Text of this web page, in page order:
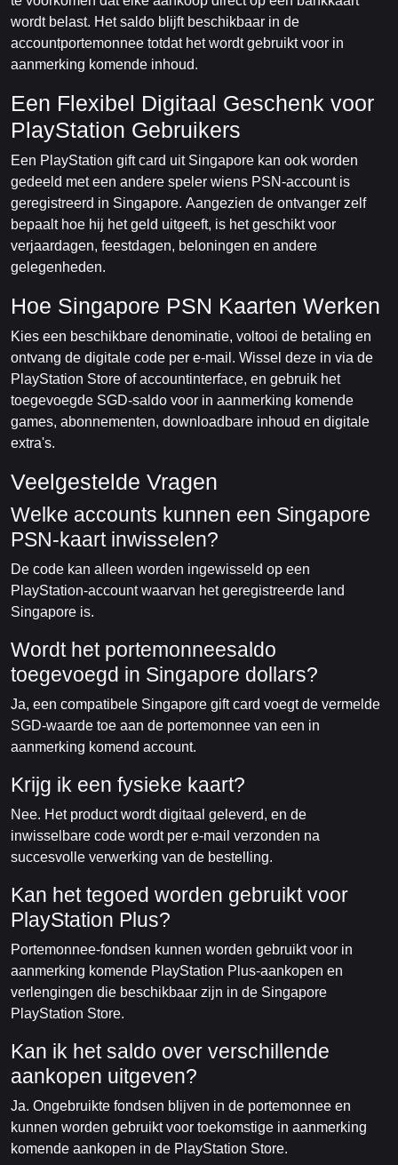
wordt belast. Het saldo blijft beschikbaar in de
accountportemonnee totdat het wordt gebruikt voor in
aanmerking komende inhoud.
Een Flexibel Digitaal Geschenk voor
PlayStation Gebruikers
Een PlayStation gift card uit Singapore kan ook worden
gedeeld met een andere speler wiens PSN-account is
geregistreerd in Singapore. Aangezien de ontvanger zelf
bepaalt hoe hij het geld uitgeeft, is het geschikt voor
verjaardagen, feestdagen, beloningen en andere
gelegenheden.
Hoe Singapore PSN Kaarten Werken
Kies een beschikbare denominatie, voltooi de betaling en
ontvang de digitale code per e-mail. Wissel deze in via de
PlayStation Store of accountinterface, en gebruik het
toegevoegde SGD-saldo voor in aanmerking komende
games, abonnementen, downloadbare inhoud en digitale
extra's.
Veelgestelde Vragen
Welke accounts kunnen een Singapore
PSN-kaart inwisselen?
De code kan alleen worden ingewisseld op een
PlayStation-account waarvan het geregistreerde land
Singapore is.
Wordt het portemonneesaldo
toegevoegd in Singapore dollars?
Ja, een compatibele Singapore gift card voegt de vermelde
SGD-waarde toe aan de portemonnee van een in
aanmerking komend account.
Krijg ik een fysieke kaart?
Nee. Het product wordt digitaal geleverd, en de
inwisselbare code wordt per e-mail verzonden na
succesvolle verwerking van de bestelling.
Kan het tegoed worden gebruikt voor
PlayStation Plus?
Portemonnee-fondsen kunnen worden gebruikt voor in
aanmerking komende PlayStation Plus-aankopen en
verlengingen die beschikbaar zijn in de Singapore
PlayStation Store.
Kan ik het saldo over verschillende
aankopen uitgeven?
Ja. Ongebruikte fondsen blijven in de portemonnee en
kunnen worden gebruikt voor toekomstige in aanmerking
komende aankopen in de PlayStation Store.